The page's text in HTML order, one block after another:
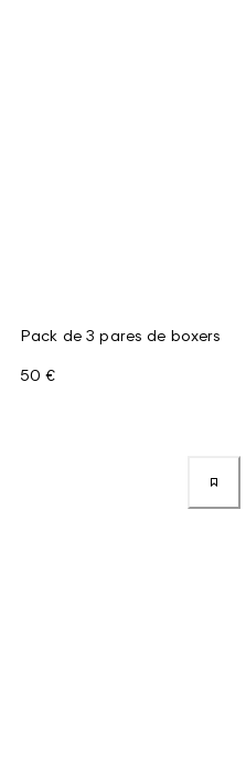
Pack de 3 pares de boxers
50 €